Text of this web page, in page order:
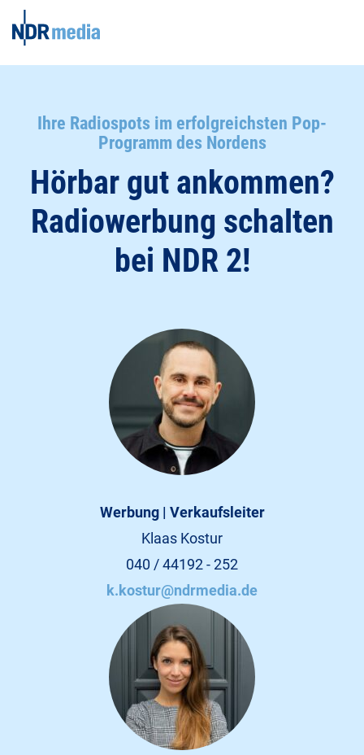
Ihre Radiospots im erfolgreichsten Pop-
Programm des Nordens
Hörbar gut ankommen?
Radiowerbung schalten
bei NDR 2!
Werbung | Verkaufsleiter
Klaas Kostur
040 / 44192 - 252
k.kostur@ndrmedia.de